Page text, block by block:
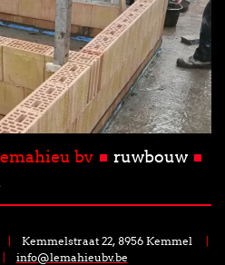
bv
ruwbouw
Kemmelstraat 22, 8956 Kemmel
info@lemahieubv.be